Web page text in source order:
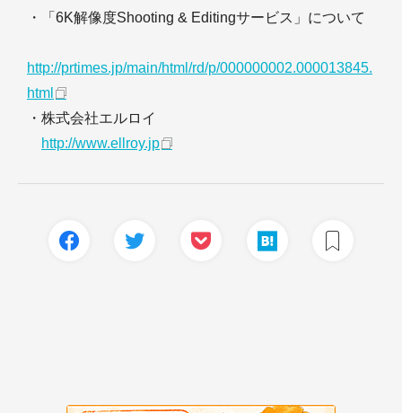
・「6K解像度Shooting & Editingサービス」について
http://prtimes.jp/main/html/rd/p/000000002.000013845.
html
・株式会社エルロイ
http://www.ellroy.jp